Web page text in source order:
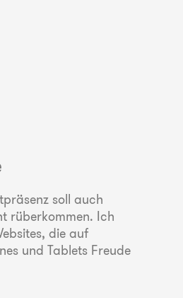
soll auch
rüberkommen. Ich
die auf
und Tablets Freude